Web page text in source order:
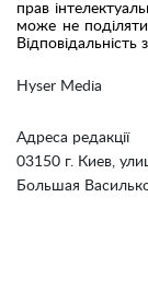
Hyser Media
Адреса редакції
03150 г. Киев,
Большая
прав
може не поділяти
Відповідальність